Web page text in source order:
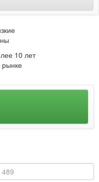
10 лет
рынке